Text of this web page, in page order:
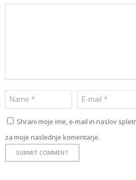
Shrani moje ime, e-mail in naslov
za moje naslednje komentarje.